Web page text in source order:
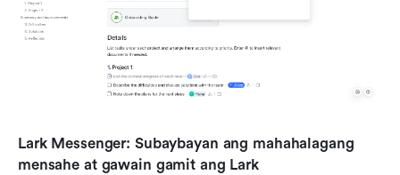
Lark Messenger: Subaybayan ang mahahalagang
mensahe at gawain gamit ang Lark